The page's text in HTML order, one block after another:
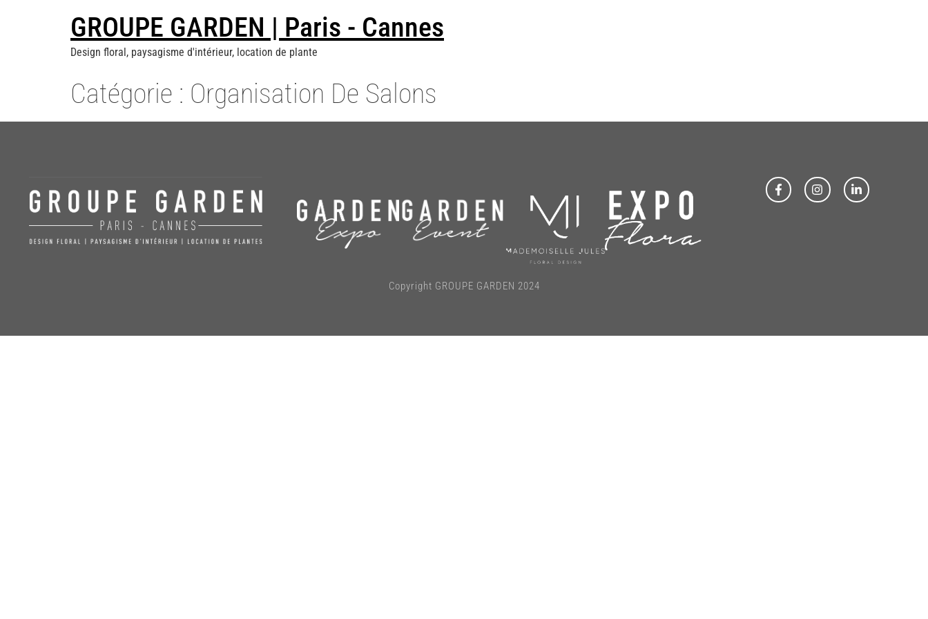
GROUPE GARDEN | Paris - Cannes
Design floral, paysagisme d'intérieur, location de plante
Catégorie : Organisation De Salons
Copyright GROUPE GARDEN 2024